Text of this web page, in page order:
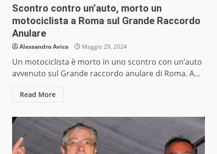
Scontro contro un’auto, morto un
motociclista a Roma sul Grande Raccordo
Anulare
Alessandro Avico Maggio 29, 2024
Un motociclista è morto in uno scontro con un’auto
avvenuto sul Grande raccordo anulare di Roma. A...
Read More